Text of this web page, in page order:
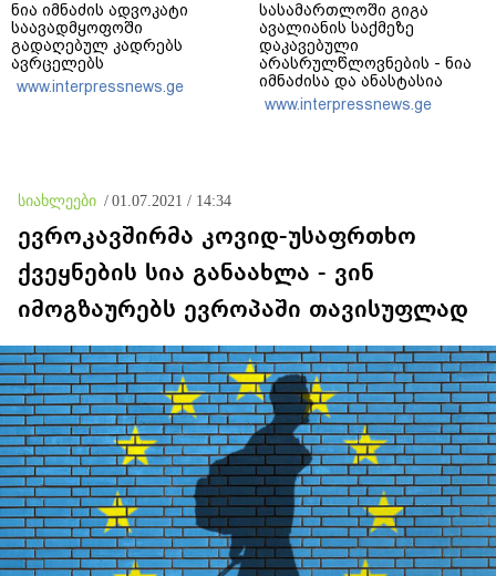
ნია იმნაძის ადვოკატი
საავადმყოფოში
გადაღებულ კადრებს
ავრცელებს
www.interpressnews.ge
სასამართლოში გიგა
ავალიანის საქმეზე
დაკავებული
არასრულწლოვნების - ნია
იმნაძისა და ანასტასია
ბერუაშვილის პროცესი
მიმდინარეობს
www.interpressnews.ge
სიახლეები / 01.07.2021 / 14:34
ევროკავშირმა კოვიდ-უსაფრთხო
ქვეყნების სია განაახლა - ვინ
იმოგზაურებს ევროპაში თავისუფლად